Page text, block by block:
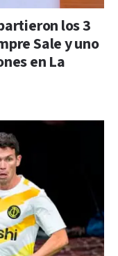
los 3
Sale y uno
en La